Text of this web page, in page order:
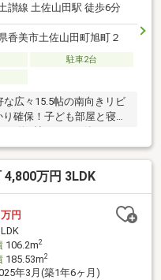
土讃線 土佐山田駅 徒歩6分
香美市土佐山田町旭町２
駐車2台
確保！子ども部屋と寝室
は本日ご案内可能です☆☆
ます♪物件が気になったら
へお問い合わせくださ
中☆ おうちと皆様のご縁
にお会いできますこと
万円 3LDK
万円
106.2m2
185.53m2
年3月(築1年6ヶ月)